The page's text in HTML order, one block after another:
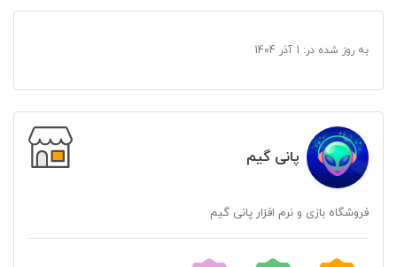
به روز شده در: 1 آذر 1404
پانی گیم
فروشگاه بازی و نرم افزار پانی گیم